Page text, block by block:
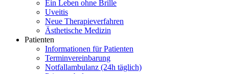
Ein Leben ohne Brille
Uveitis
Neue Therapieverfahren
Ästhetische Medizin
Patienten
Informationen für Patienten
Terminvereinbarung
Notfallambulanz (24h täglich)